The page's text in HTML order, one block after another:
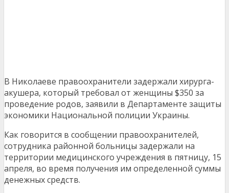
В Николаеве правоохранители задержали хирурга-
акушера, который требовал от женщины $350 за
проведение родов, заявили в Департаменте защиты
экономики Национальной полиции Украины.
Как говорится в сообщении правоохранителей,
сотрудника районной больницы задержали на
территории медицинского учреждения в пятницу, 15
апреля, во время получения им определенной суммы
денежных средств.